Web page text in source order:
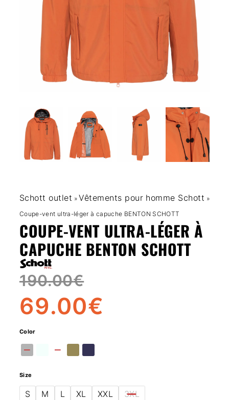
Schott outlet »Vêtements pour homme Schott »
Coupe-vent ultra-léger à capuche BENTON SCHOTT
COUPE-VENT ULTRA-LÉGER À
CAPUCHE BENTON SCHOTT
190.00€
69.00€
Color
Size
3XL
L
M
S XL XXL